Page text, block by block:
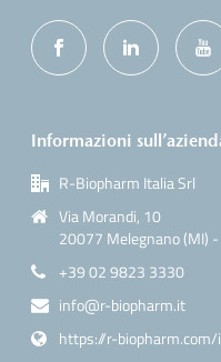
Informazioni
R-Biopharm Italia Srl
Via Morandi, 10
20077 Melegnano (MI)
+39 02 9823 3330
info@r-biopharm.it
https://r-